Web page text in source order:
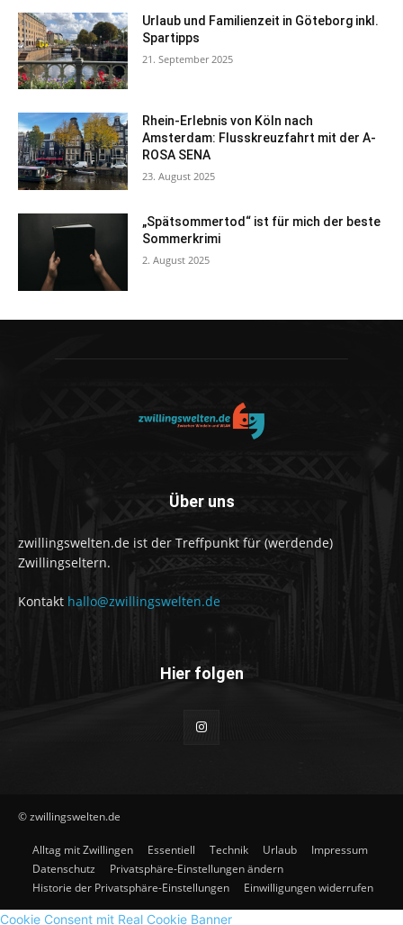
Urlaub und Familienzeit in Göteborg inkl.
Spartipps
21. September 2025
Rhein-Erlebnis von Köln nach
Amsterdam: Flusskreuzfahrt mit der A-
ROSA SENA
23. August 2025
„Spätsommertod“ ist für mich der beste
Sommerkrimi
2. August 2025
Über uns
zwillingswelten.de ist der Treffpunkt für (werdende)
Zwillingseltern.
Kontakt hallo@zwillingswelten.de
Hier folgen
© zwillingswelten.de
Alltag mit Zwillingen Essentiell Technik Urlaub
Impressum
Datenschutz
Privatsphäre-Einstellungen ändern
Historie der Privatsphäre-Einstellungen
Einwilligungen widerrufen
Cookie Consent mit Real Cookie Banner